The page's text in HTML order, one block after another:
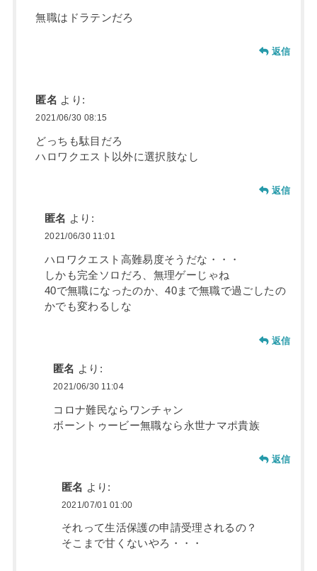
無職はドラテンだろ
返信
匿名 より:
2021/06/30 08:15
どっちも駄目だろ
ハロワクエスト以外に選択肢なし
返信
匿名 より:
2021/06/30 11:01
ハロワクエスト高難易度そうだな・・・
しかも完全ソロだろ、無理ゲーじゃね
40で無職になったのか、40まで無職で過ごしたの
かでも変わるしな
返信
匿名 より:
2021/06/30 11:04
コロナ難民ならワンチャン
ボーントゥービー無職なら永世ナマポ貴族
返信
匿名 より:
2021/07/01 01:00
それって生活保護の申請受理されるの？
そこまで甘くないやろ・・・